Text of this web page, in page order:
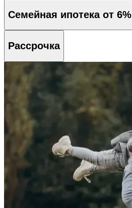
Семейная ипотека от 6%
Рассрочка